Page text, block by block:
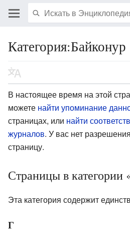
Категория:Байконур
В настоящее время на этой
можете найти упоминание
страницах, или найти
журналов. У вас нет
страницу.
Страницы в категории
Эта категория содержит
Г